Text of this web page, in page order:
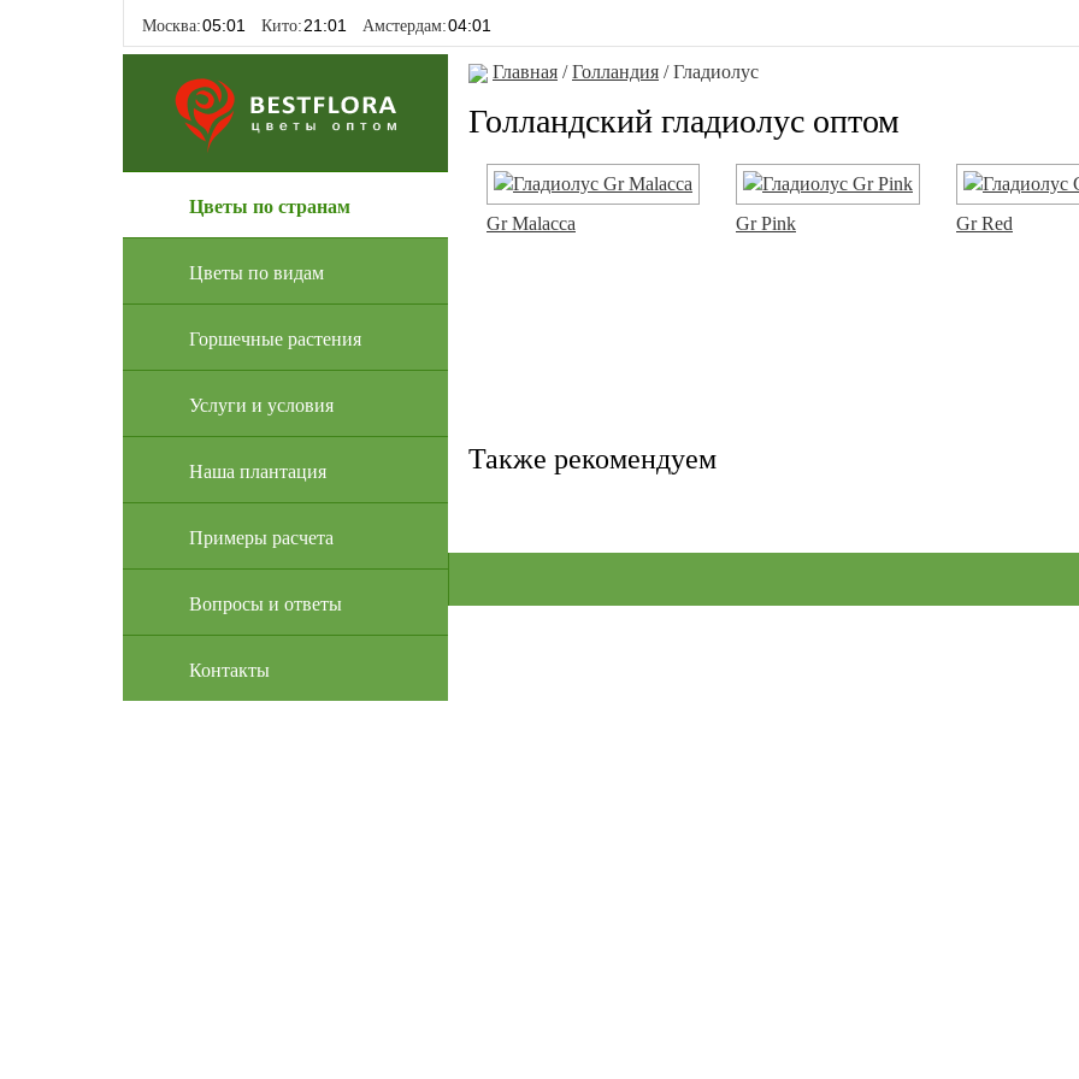
Москва: Кито: Амстердам:
Цветы по странам
Цветы по видам
Горшечные растения
Услуги и условия
Наша плантация
Примеры расчета
Вопросы и ответы
Контакты
Главная /Голландия / Гладиолус
Голландский гладиолус оптом
Gr Malacca Gr Pink Gr Red
Также рекомендуем